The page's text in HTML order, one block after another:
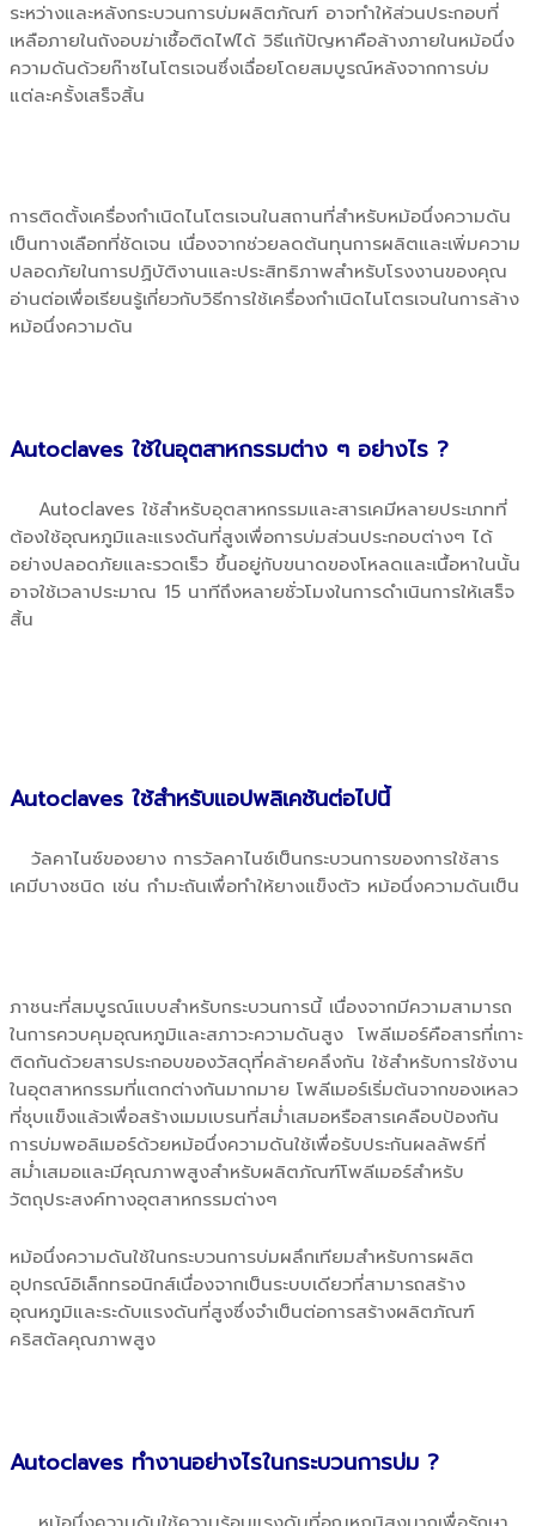
ระหว่างและหลังกระบวนการบ่มผลิตภัณฑ์ อาจทำให้ส่วนประกอบที่
เหลือภายในถังอบฆ่าเชื้อติดไฟได้ วิธีแก้ปัญหาคือล้างภายในหม้อนึ่ง
ความดันด้วยก๊าซไนโตรเจนซึ่งเฉื่อยโดยสมบูรณ์หลังจากการบ่ม
แต่ละครั้งเสร็จสิ้น
การติดตั้งเครื่องกำเนิดไนโตรเจนในสถานที่สำหรับหม้อนึ่งความดัน
เป็นทางเลือกที่ชัดเจน เนื่องจากช่วยลดต้นทุนการผลิตและเพิ่มความ
ปลอดภัยในการปฏิบัติงานและประสิทธิภาพสำหรับโรงงานของคุณ
อ่านต่อเพื่อเรียนรู้เกี่ยวกับวิธีการใช้เครื่องกำเนิดไนโตรเจนในการล้าง
หม้อนึ่งความดัน
Autoclaves ใช้ในอุตสาหกรรมต่าง ๆ อย่างไร ?
Autoclaves ใช้สำหรับอุตสาหกรรมและสารเคมีหลายประเภทที่
ต้องใช้อุณหภูมิและแรงดันที่สูงเพื่อการบ่มส่วนประกอบต่างๆ ได้
อย่างปลอดภัยและรวดเร็ว ขึ้นอยู่กับขนาดของโหลดและเนื้อหาในนั้น
อาจใช้เวลาประมาณ 15 นาทีถึงหลายชั่วโมงในการดำเนินการให้เสร็จ
สิ้น
Autoclaves ใช้สำหรับแอปพลิเคชันต่อไปนี้
วัลคาไนซ์ของยาง การวัลคาไนซ์เป็นกระบวนการของการใช้สาร
เคมีบางชนิด เช่น กำมะถันเพื่อทำให้ยางแข็งตัว หม้อนึ่งความดันเป็น
ภาชนะที่สมบูรณ์แบบสำหรับกระบวนการนี้ เนื่องจากมีความสามารถ
ในการควบคุมอุณหภูมิและสภาวะความดันสูง โพลีเมอร์คือสารที่เกาะ
ติดกันด้วยสารประกอบของวัสดุที่คล้ายคลึงกัน ใช้สำหรับการใช้งาน
ในอุตสาหกรรมที่แตกต่างกันมากมาย โพลีเมอร์เริ่มต้นจากของเหลว
ที่ชุบแข็งแล้วเพื่อสร้างเมมเบรนที่สม่ำเสมอหรือสารเคลือบป้องกัน
การบ่มพอลิเมอร์ด้วยหม้อนึ่งความดันใช้เพื่อรับประกันผลลัพธ์ที่
สม่ำเสมอและมีคุณภาพสูงสำหรับผลิตภัณฑ์โพลีเมอร์สำหรับ
วัตถุประสงค์ทางอุตสาหกรรมต่างๆ
หม้อนึ่งความดันใช้ในกระบวนการบ่มผลึกเทียมสำหรับการผลิต
อุปกรณ์อิเล็กทรอนิกส์เนื่องจากเป็นระบบเดียวที่สามารถสร้าง
อุณหภูมิและระดับแรงดันที่สูงซึ่งจำเป็นต่อการสร้างผลิตภัณฑ์
คริสตัลคุณภาพสูง
Autoclaves ทำงานอย่างไรในกระบวนการบ่ม ?